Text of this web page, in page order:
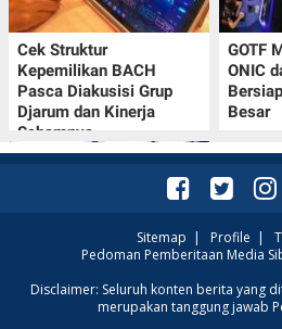
Cek Struktur
Kepemilikan BACH
Pasca Diakusisi Grup
Djarum dan Kinerja
Sahamnya
GOTF
ONIC
Besar
Oppo A7 Pro Max Rilis
dengan Baterai 10.000
Sitemap | Profile |
Pedoman Pemberitaan Media
Disclaimer: Seluruh konten berita yang
merupakan tanggung jawab